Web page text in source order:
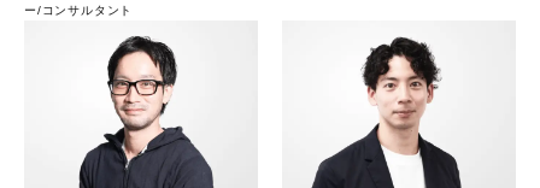
ー/コンサルタント